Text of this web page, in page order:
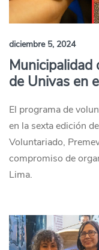
diciembre 5, 2024
Municipalidad
de Univas en
El programa de
en la sexta edición
Voluntariado,
compromiso de
Lima.